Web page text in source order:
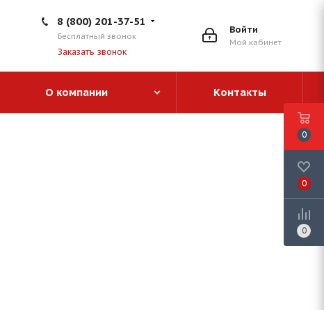
Войти
Мой кабинет
8 (800) 201-37-51
Бесплатный звонок
Заказать звонок
О компании Контакты
0
0
0